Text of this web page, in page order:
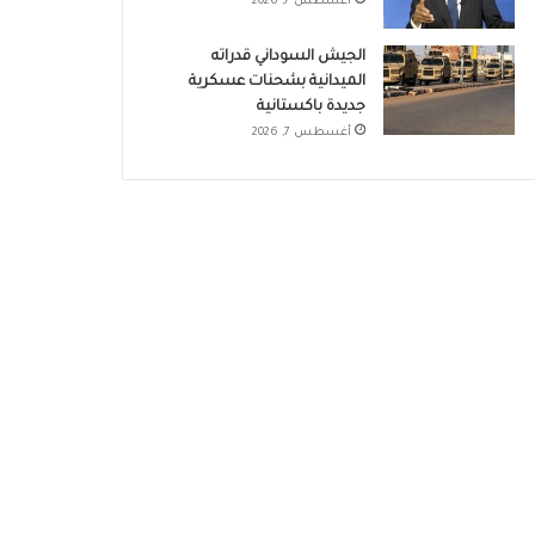
الجيش السوداني قدراته
الميدانية بشحنات عسكرية
جديدة باكستانية
أغسطس 7, 2026